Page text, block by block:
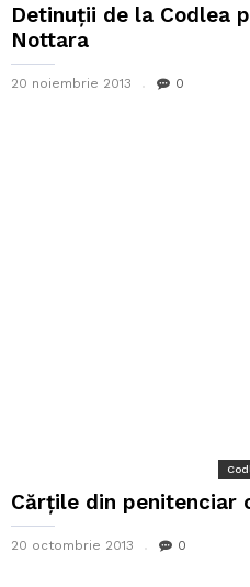
Detinuții de la Codlea
Nottara
20 noiembrie 2013 0
Cărțile din penitenciar
20 octombrie 2013 0